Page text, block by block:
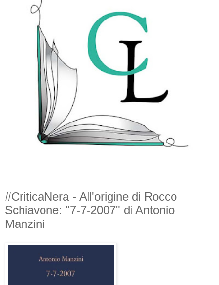
#CriticaNera - All'origine di Rocco
Schiavone: "7-7-2007" di Antonio
Manzini